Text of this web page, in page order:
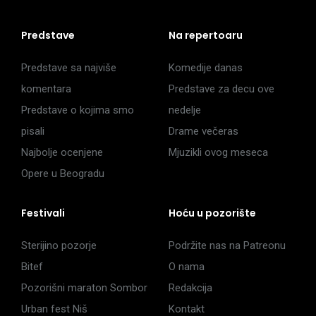
Predstave
Predstave sa najviše
komentara
Predstave o kojima smo
pisali
Najbolje ocenjene
Opere u Beogradu
Na repertoaru
Komedije danas
Predstave za decu ove
nedelje
Drame večeras
Mjuzikli ovog meseca
Festivali
Sterijino pozorje
Bitef
Pozorišni maraton Sombor
Urban fest Niš
Hoću u pozorište
Podržite nas na Patreonu
O nama
Redakcija
Kontakt